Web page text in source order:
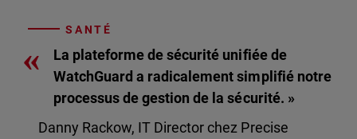
SANTÉ
«
La plateforme de sécurité unifiée de
WatchGuard a radicalement simplifié notre
processus de gestion de la sécurité. »
Danny Rackow, IT Director chez Precise